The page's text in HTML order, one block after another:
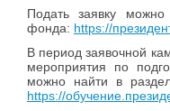
Подать заявку
фонда: https://
В период заявочной
мероприятия по
можно найти в
https://